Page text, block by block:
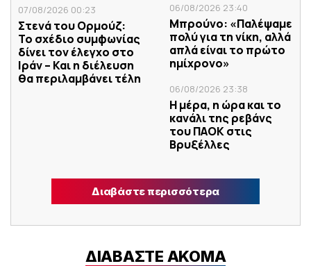
07/08/2026 00:23
Στενά του Ορμούζ:
Το σχέδιο συμφωνίας
δίνει τον έλεγχο στο
Ιράν – Και η διέλευση
θα περιλαμβάνει τέλη
06/08/2026 23:40
Μπρούνο: «Παλέψαμε
πολύ για τη νίκη, αλλά
απλά είναι το πρώτο
ημίχρονο»
06/08/2026 23:38
Η μέρα, η ώρα και το
κανάλι της ρεβάνς
του ΠΑΟΚ στις
Βρυξέλλες
Διαβάστε περισσότερα
ΔΙΑΒΑΣΤΕ ΑΚΟΜΑ